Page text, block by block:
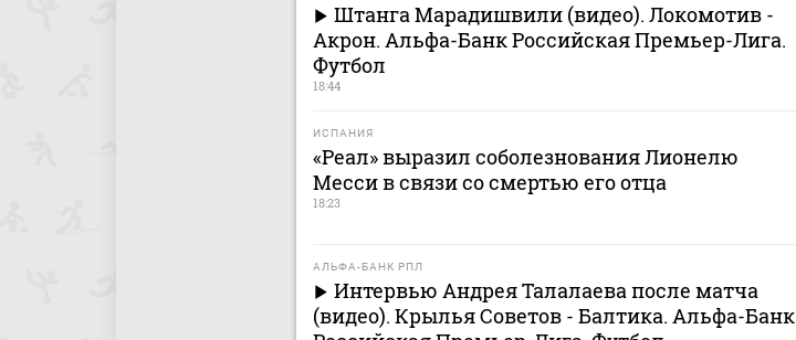
Штанга Марадишвили (видео). Локомотив -
Акрон. Альфа-Банк Российская Премьер-Лига.
Футбол
18:44
ИСПАНИЯ
«Реал» выразил соболезнования Лионелю
Месси в связи со смертью его отца
18:23
АЛЬФА-БАНК РПЛ
Интервью Андрея Талалаева после матча
(видео). Крылья Советов - Балтика. Альфа-Банк